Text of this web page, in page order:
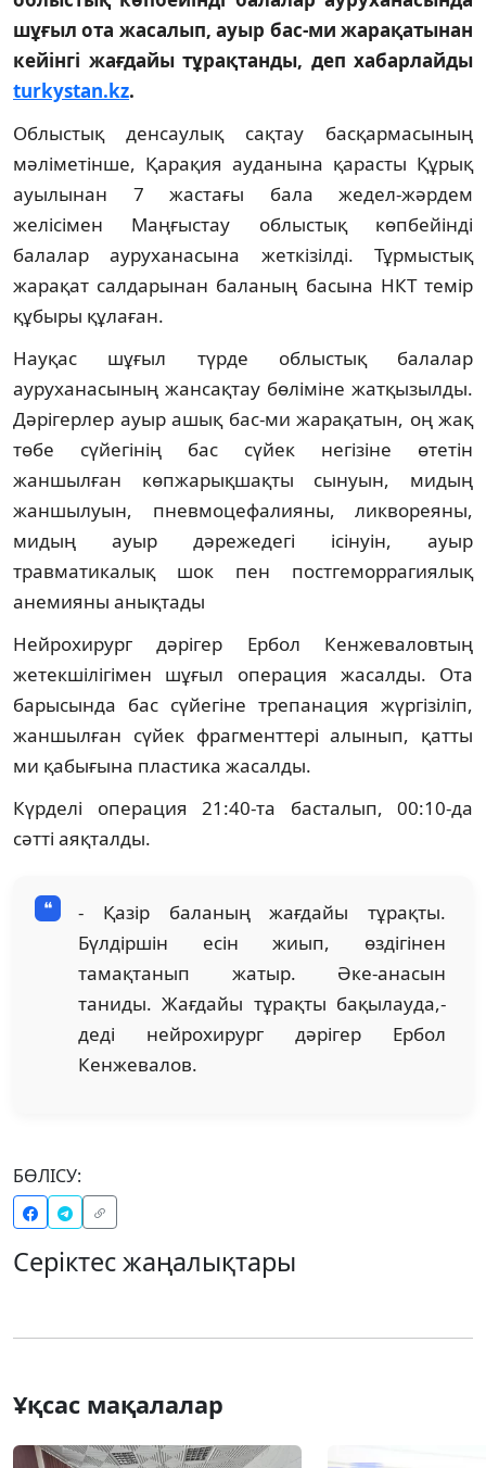
шұғыл ота жасалып, ауыр бас-ми жарақатынан
кейінгі жағдайы тұрақтанды, деп хабарлайды
turkystan.kz.
Облыстық денсаулық сақтау басқармасының
мәліметінше, Қарақия ауданына қарасты Құрық
ауылынан 7 жастағы бала жедел-жәрдем
желісімен Маңғыстау облыстық көпбейінді
балалар ауруханасына жеткізілді. Тұрмыстық
жарақат салдарынан баланың басына НКТ темір
құбыры құлаған.
Науқас шұғыл түрде облыстық балалар
ауруханасының жансақтау бөліміне жатқызылды.
Дәрігерлер ауыр ашық бас-ми жарақатын, оң жақ
төбе сүйегінің бас сүйек негізіне өтетін
жаншылған көпжарықшақты сынуын, мидың
жаншылуын, пневмоцефалияны, ликвореяны,
мидың ауыр дәрежедегі ісінуін, ауыр
травматикалық шок пен постгеморрагиялық
анемияны анықтады
Нейрохирург дәрігер Ербол Кенжеваловтың
жетекшілігімен шұғыл операция жасалды. Ота
барысында бас сүйегіне трепанация жүргізіліп,
жаншылған сүйек фрагменттері алынып, қатты
ми қабығына пластика жасалды.
Күрделі операция 21:40-та басталып, 00:10-да
сәтті аяқталды.
- Қазір баланың жағдайы тұрақты.
Бүлдіршін есін жиып, өздігінен
тамақтанып жатыр. Әке-анасын
таниды. Жағдайы тұрақты бақылауда,-
деді нейрохирург дәрігер Ербол
Кенжевалов.
БӨЛІСУ:
Серіктес жаңалықтары
Ұқсас мақалалар